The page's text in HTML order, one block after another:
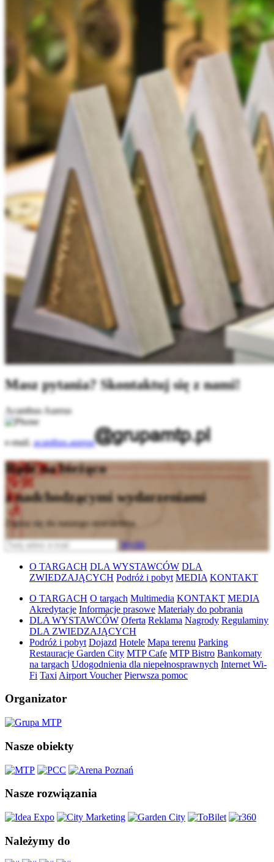
Masz pytania? Skontaktuj się z nami!
Acanthus Aureus
e-mail.acanthus.aureus
Bądź na bieżąco
z nadchodzącymi wydarzeniami
Zapisz się do naszego newslettera
Wyślij
O TARGACH DLA WYSTAWCÓW DLA
ZWIEDZAJĄCYCH Podróż i pobyt MEDIA KONTAKT
O TARGACH O targach Multimedia KONTAKT MEDIA
Akredytacje Informacje prasowe Materiały do pobrania
DLA WYSTAWCÓW Oferta Reklama Nagrody Regulaminy
DLA ZWIEDZAJĄCYCH
Podróż i pobyt Dojazd Hotele Mapa terenu Parking
Restauracje Garden City MTP Cafe MTP Bistro Bankomaty
na targach Udogodnienia dla niepełnosprawnych Internet Wi-
Fi Taxi Airport Voucher Pierwsza pomoc
Organizator
Nasze obiekty
Nasze rozwiązania
Należymy do